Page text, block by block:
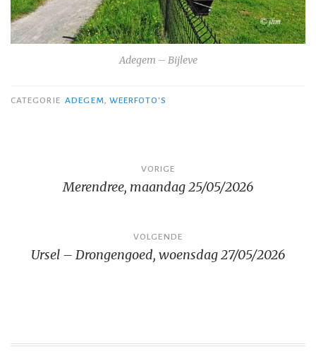
Adegem – Bijleve
CATEGORIE ADEGEM, WEERFOTO'S
navigatie
VORIGE
Merendree, maandag 25/05/2026
VOLGENDE
Ursel – Drongengoed, woensdag 27/05/2026